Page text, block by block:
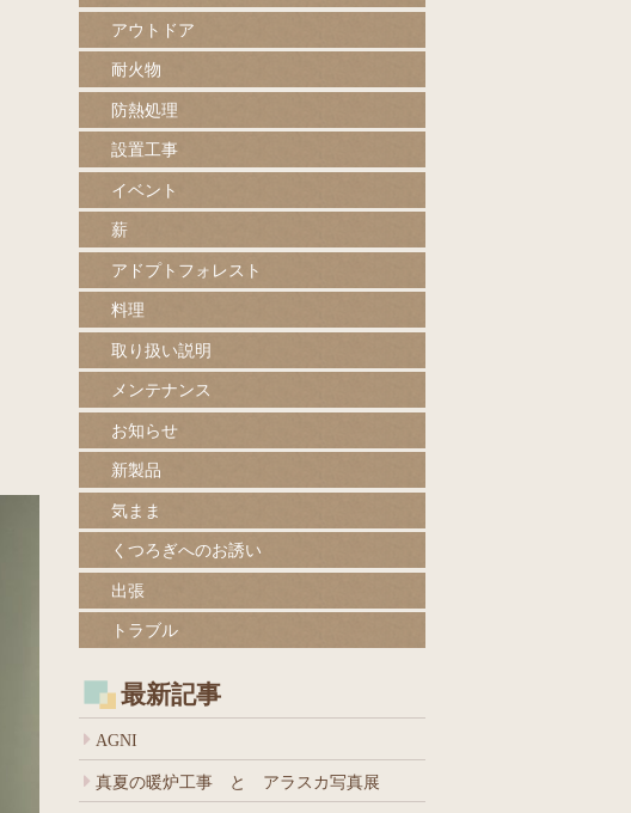
アウトドア
耐火物
防熱処理
設置工事
イベント
薪
アドプトフォレスト
料理
取り扱い説明
メンテナンス
お知らせ
新製品
気まま
くつろぎへのお誘い
出張
トラブル
最新記事
AGNI
真夏の暖炉工事 と アラスカ写真展